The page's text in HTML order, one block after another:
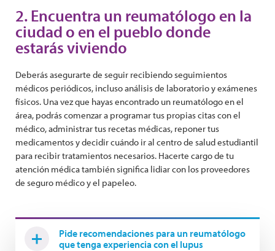
2. Encuentra un reumatólogo en la
ciudad o en el pueblo donde
estarás viviendo
Deberás asegurarte de seguir recibiendo seguimientos
médicos periódicos, incluso análisis de laboratorio y exámenes
físicos. Una vez que hayas encontrado un reumatólogo en el
área, podrás comenzar a programar tus propias citas con el
médico, administrar tus recetas médicas, reponer tus
medicamentos y decidir cuándo ir al centro de salud estudiantil
para recibir tratamientos necesarios. Hacerte cargo de tu
atención médica también significa lidiar con los proveedores
de seguro médico y el papeleo.
Pide recomendaciones para un reumatólogo
que tenga experiencia con el lupus